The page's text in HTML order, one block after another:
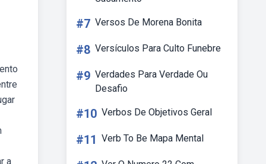
a
#7 Versos De Morena Bonita
#8 Versículos Para Culto Funebre
#9 Verdades Para Verdade Ou
Desafio
#10 Verbos De Objetivos Geral
#11 Verb To Be Mapa Mental